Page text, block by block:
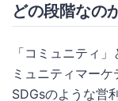
どの段階なの
「コミュニティ
ミュニティマー
SDGsのような営